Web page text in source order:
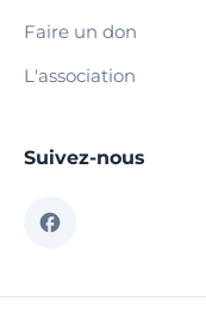
Faire un don
L'association
Suivez-nous